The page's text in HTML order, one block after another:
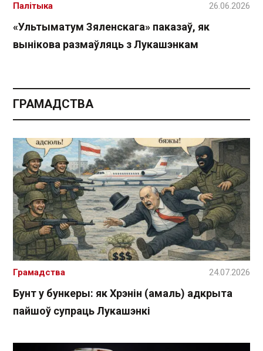
«Ультыматум Зяленскага» паказаў, як
вынікова размаўляць з Лукашэнкам
Палітыка 26.06.2026
ГРАМАДСТВА
Бунт у бункеры: як Хрэнін (амаль) адкрыта
пайшоў супраць Лукашэнкі
Грамадства 24.07.2026